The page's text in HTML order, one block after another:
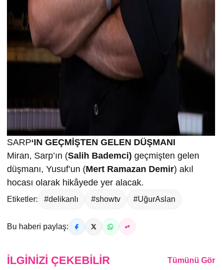
SARP‘IN GEÇMİŞTEN GELEN DÜŞMANI
Miran, Sarp’ın (Salih Bademci) geçmişten gelen
düşmanı, Yusuf’un (Mert Ramazan Demir) akıl
hocası olarak hikâyede yer alacak.
Etiketler: #delikanlı #showtv #UğurAslan
Bu haberi paylaş:
İLGINIZI ÇEKEBILIR Tümünü Gör